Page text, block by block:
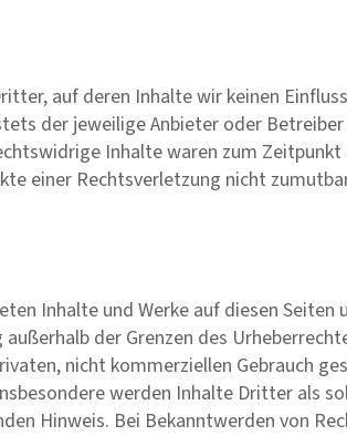
auf deren Inhalte wir keinen
der jeweilige Anbieter oder
Inhalte waren zum
einer Rechtsverletzung nicht
Inhalte und Werke auf diesen
der Grenzen des
nicht kommerziellen Gebrauch
werden Inhalte Dritter als
Hinweis. Bei Bekanntwerden von